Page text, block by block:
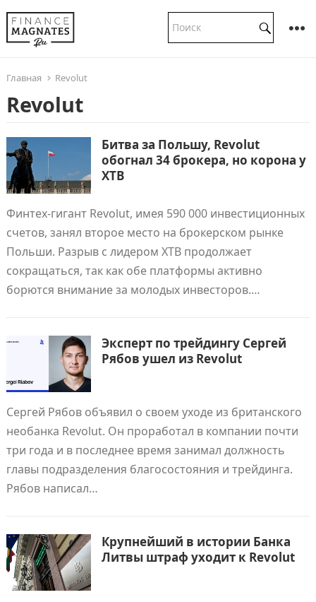
Главная Revolut
Revolut
Битва за Польшу, Revolut
обогнал 34 брокера, но корона у
XTB
Финтех-гигант Revolut, имея 590 000 инвестиционных
счетов, занял второе место на брокерском рынке
Польши. Разрыв с лидером XTB продолжает
сокращаться, так как обе платформы активно
борются внимание за молодых инвесторов.…
Эксперт по трейдингу Сергей
Рябов ушел из Revolut
Сергей Рябов объявил о своем уходе из британского
необанка Revolut. Он проработал в компании почти
три года и в последнее время занимал должность
главы подразделения благосостояния и трейдинга.
Рябов написал…
Крупнейший в истории Банка
Литвы штраф уходит к Revolut